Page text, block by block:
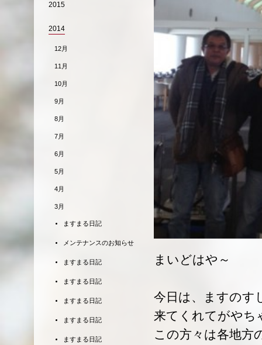
まいどはや～
今日は、ますのす
来てくれてがやち
この方々は各地方
2015
2014
12月
11月
10月
9月
8月
7月
6月
5月
4月
3月
ますまる日記
メンテナンスのお知らせ
ますまる日記
ますまる日記
ますまる日記
ますまる日記
ますまる日記